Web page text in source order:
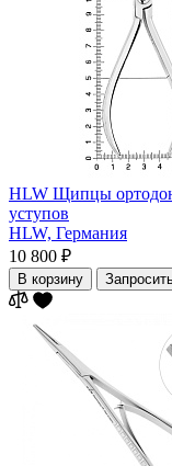
HLW Щипцы
уступов
HLW, Германия
10 800 ₽
В корзину